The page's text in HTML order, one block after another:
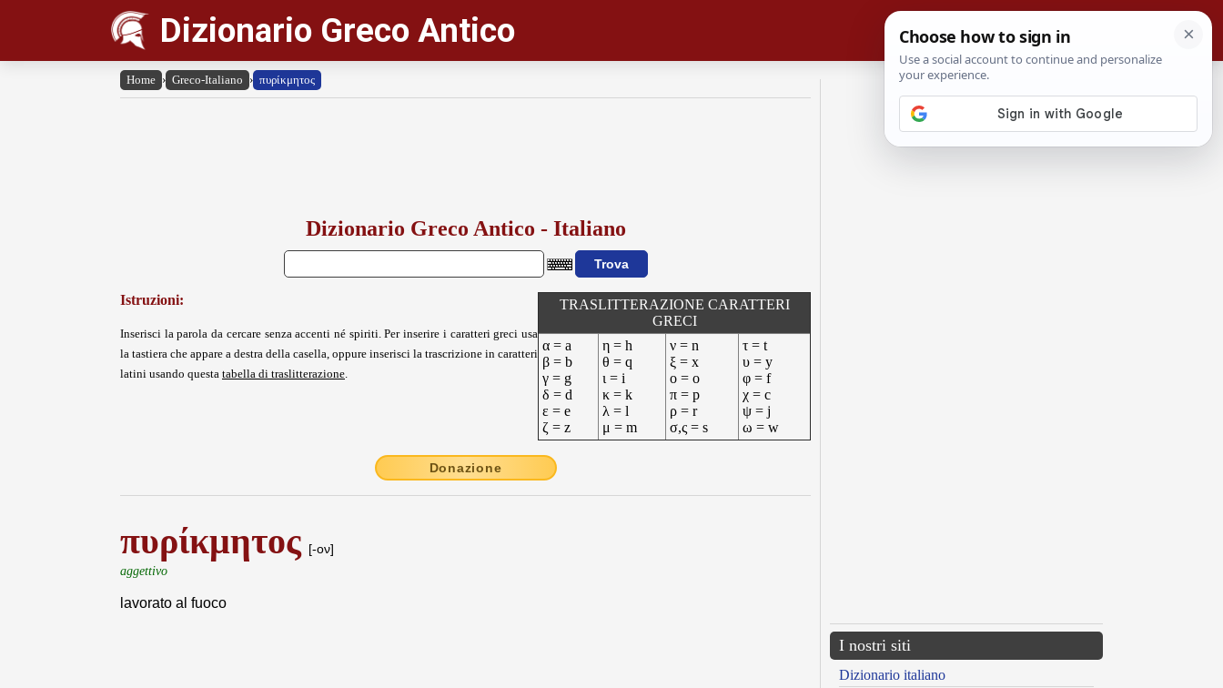
Dizionario Greco Antico
Home › Greco-Italiano › πυρίκμητος
Dizionario Greco Antico - Italiano
Istruzioni:
Inserisci la parola da cercare senza accenti né spiriti. Per inserire i caratteri greci usa
la tastiera che appare a destra della casella, oppure inserisci la trascrizione in caratteri
latini usando questa tabella di traslitterazione.
TRASLITTERAZIONE CARATTERI
GRECI
α = a
β = b
γ = g
δ = d
ε = e
ζ = z
η = h
θ = q
ι = i
κ = k
λ = l
μ = m
ν = n
ξ = x
ο = o
π = p
ρ = r
σ,ς = s
τ = t
υ = y
φ = f
χ = c
ψ = j
ω = w
Donazione
πυρίκμητος [-ον]
aggettivo
lavorato al fuoco
I nostri siti
Dizionario italiano